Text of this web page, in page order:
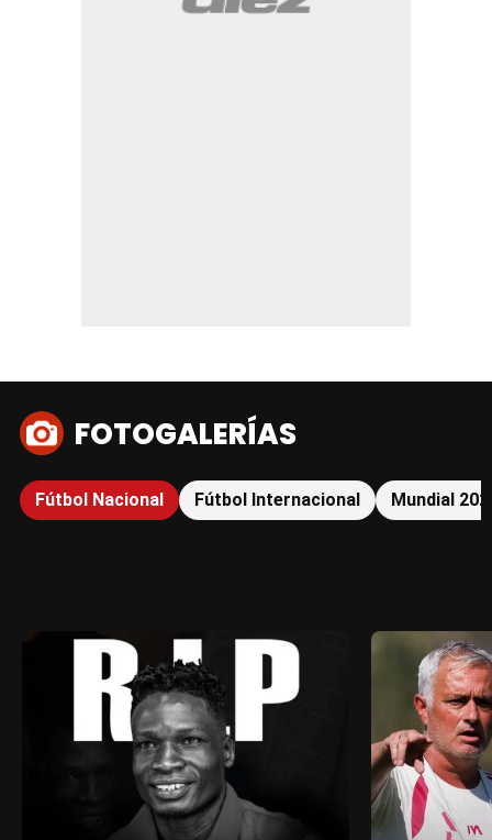
FOTOGALERÍAS
Fútbol Nacional Fútbol Internacional Mundial